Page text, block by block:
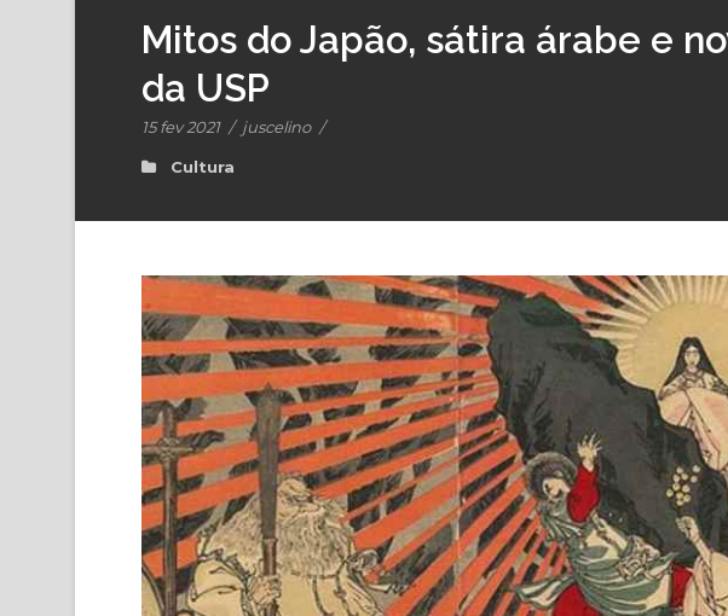
Mitos do Japão, sátira árabe e
da USP
15 fev 2021 / juscelino /
Cultura